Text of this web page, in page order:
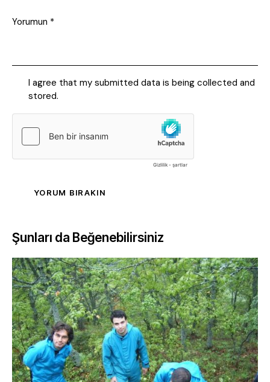
I agree that my submitted data is being collected and
stored.
Şunları da Beğenebilirsiniz